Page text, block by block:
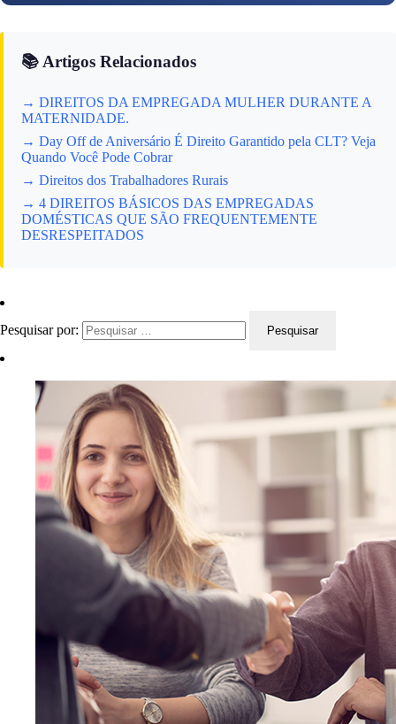
📚 Artigos Relacionados
→ DIREITOS DA EMPREGADA MULHER DURANTE A
MATERNIDADE.
→ Day Off de Aniversário É Direito Garantido pela CLT? Veja
Quando Você Pode Cobrar
→ Direitos dos Trabalhadores Rurais
→ 4 DIREITOS BÁSICOS DAS EMPREGADAS
DOMÉSTICAS QUE SÃO FREQUENTEMENTE
DESRESPEITADOS
Pesquisar por: